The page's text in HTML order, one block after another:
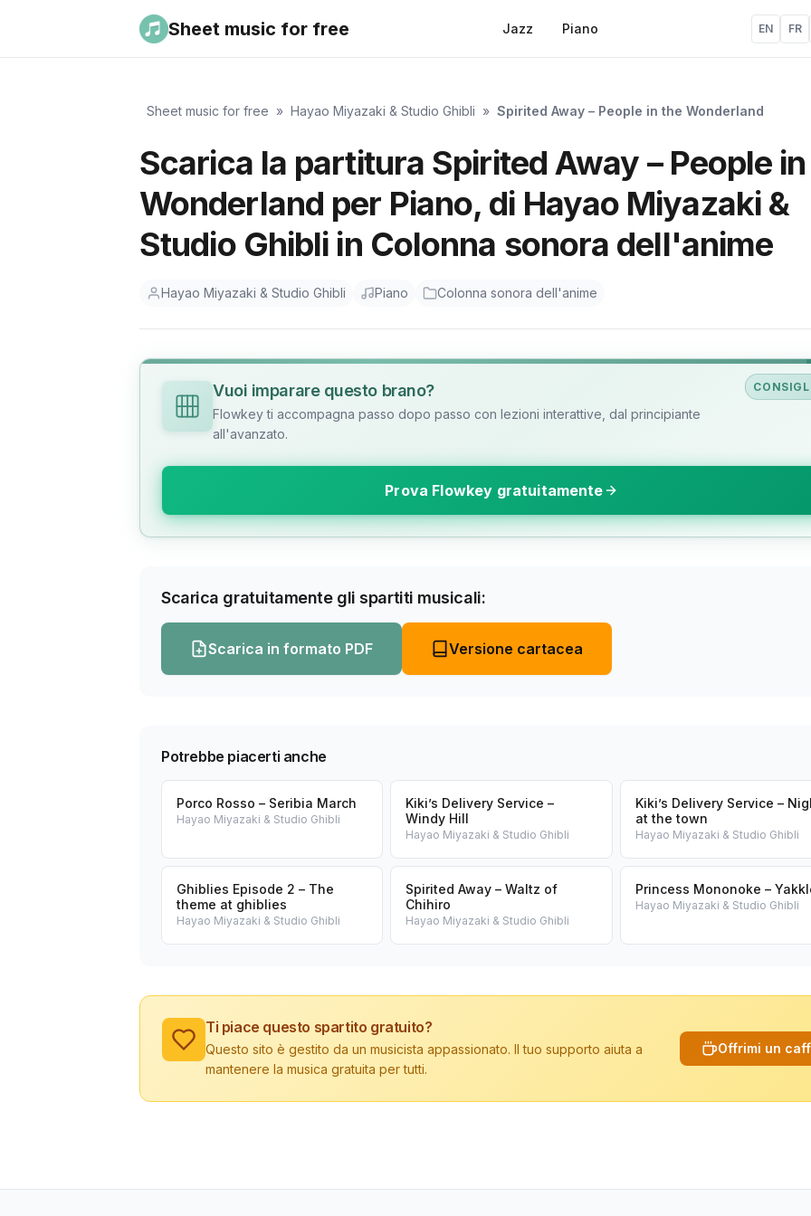
Sheet music for free Jazz Piano EN FR
Sheet music for free » Hayao Miyazaki & Studio Ghibli » Spirited Away – People in the Wonderland
Scarica la partitura Spirited Away – People
Wonderland per Piano, di Hayao Miyazaki &
Studio Ghibli in Colonna sonora dell'anime
Hayao Miyazaki & Studio Ghibli Piano Colonna sonora dell'anime
Vuoi imparare questo brano?
Flowkey ti accompagna passo dopo passo con lezioni interattive, dal principiante
all'avanzato.
Prova Flowkey gratuitamente
Scarica gratuitamente gli spartiti musicali:
Scarica in formato PDF Versione cartacea
Potrebbe piacerti anche
Porco Rosso – Seribia March
Hayao Miyazaki & Studio Ghibli
Kiki’s Delivery Service –
Windy Hill
Hayao Miyazaki & Studio Ghibli
Kiki’s Delivery Service –
at the town
Hayao Miyazaki & Studio Ghibli
Ghiblies Episode 2 – The
theme at ghiblies
Hayao Miyazaki & Studio Ghibli
Spirited Away – Waltz of
Chihiro
Hayao Miyazaki & Studio Ghibli
Princess Mononoke –
Hayao Miyazaki & Studio Ghibli
Ti piace questo spartito gratuito?
Questo sito è gestito da un musicista appassionato. Il tuo supporto aiuta a
mantenere la musica gratuita per tutti.
Offrimi un